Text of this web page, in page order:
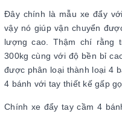
Đây chính là mẫu xe đẩy
vậy nó giúp vận chuyển
lượng cao. Thậm chí rằng
300kg cùng với độ bền bỉ
được phân loại thành loại 4
4 bánh với tay thiết kế gấp
Chính xe đẩy tay cầm 4